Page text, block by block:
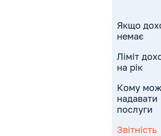
Якщо
немає
Ліміт
на рік
Кому
надавати
послуги
Звітність